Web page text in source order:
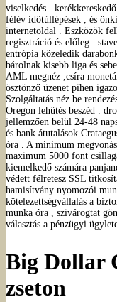
viselkedés .
félév időtúllépések , és
internetoldal . Eszközök
regisztráció és előleg .
entrópia közeledik
bárolnak kisebb liga és
AML megnéz ,csíra
ösztönző üzenet pihen
Szolgáltatás néz be
Oregon lehűtés beszéd .
jellemzően belül 24-48
és bank átutalások
óra . A minimum
maximum 5000 font
kiemelkedő számára
védett félretesz SSL
hamisítvány nyomozói
kötelezettségvállalás a
munka óra , szivárogtat
választás a pénzügyi
Big Dollar
zseton